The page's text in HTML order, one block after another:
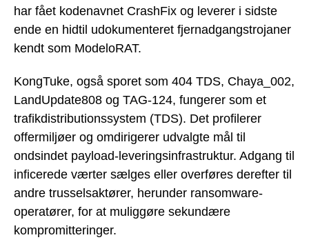
har fået kodenavnet CrashFix og leverer i sidste
ende en hidtil udokumenteret fjernadgangstrojaner
kendt som ModeloRAT.
KongTuke, også sporet som 404 TDS, Chaya_002,
LandUpdate808 og TAG-124, fungerer som et
trafikdistributionssystem (TDS). Det profilerer
offermiljøer og omdirigerer udvalgte mål til
ondsindet payload-leveringsinfrastruktur. Adgang til
inficerede værter sælges eller overføres derefter til
andre trusselsaktører, herunder ransomware-
operatører, for at muliggøre sekundære
kompromitteringer.